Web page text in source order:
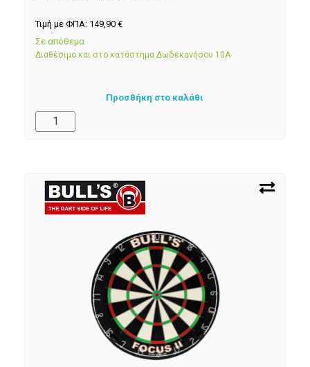
Τιμή με ΦΠΑ: 149,90 €
Σε απόθεμα
Διαθέσιμο και στο κατάστημα Δωδεκανήσου 10Α
Προσθήκη στο καλάθι